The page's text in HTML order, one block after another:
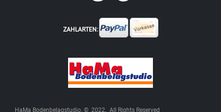
ZAHLARTEN:
HaMa Bodenbelagstudio. © 2022. All Rights Reserved